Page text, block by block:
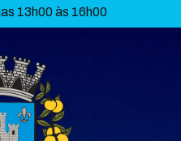
13h00 às 16h00